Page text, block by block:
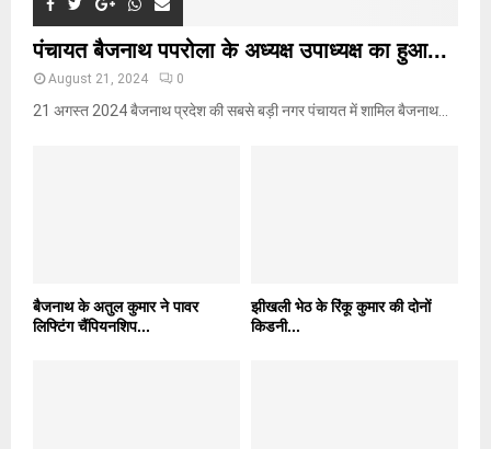
पंचायत बैजनाथ पपरोला के अध्यक्ष उपाध्यक्ष का हुआ...
August 21, 2024 0
21 अगस्त 2024 बैजनाथ प्रदेश की सबसे बड़ी नगर पंचायत में शामिल बैजनाथ...
बैजनाथ के अतुल कुमार ने पावर
लिफ्टिंग चैंपियनशिप...
झीखली भेठ के रिंकू कुमार की दोनों
किडनी...